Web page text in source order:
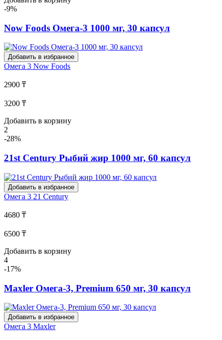
-9%
Now Foods Омега-3 1000 мг, 30 капсул
Добавить в избранное
Омега 3 Now Foods
2900 ₸
3200 ₸
Добавить в корзину
2
-28%
21st Century Рыбий жир 1000 мг, 60 капсул
Добавить в избранное
Омега 3 21 Century
4680 ₸
6500 ₸
Добавить в корзину
4
-17%
Maxler Омега-3, Premium 650 мг, 30 капсул
Добавить в избранное
Омега 3 Maxler